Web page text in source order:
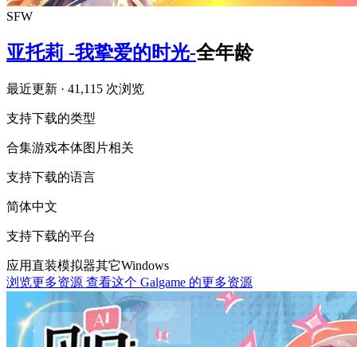
SFW
亚托莉 -我挚爱的时光-全年龄
最近更新 · 41,115 次浏览
支持下载的类型
合集游戏本体图片相关
支持下载的语言
简体中文
支持下载的平台
应用直装模拟器其它Windows
浏览更多资源 查看这个 Galgame 的更多资源